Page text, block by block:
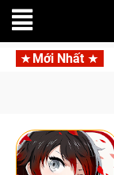
Mới Nhất
Thức Tỉnh, Săn DJI